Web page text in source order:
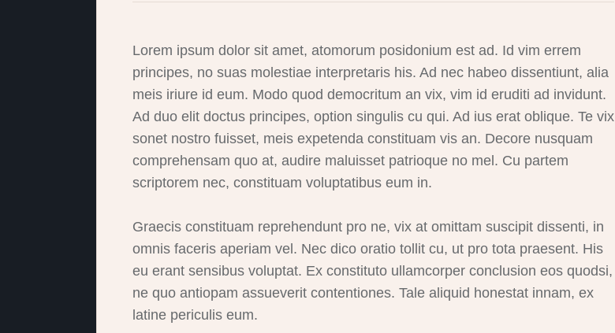
Lorem ipsum dolor sit amet, atomorum posidonium est ad. Id vim errem
principes, no suas molestiae interpretaris his. Ad nec habeo dissentiunt, alia
meis iriure id eum. Modo quod democritum an vix, vim id eruditi ad invidunt.
Ad duo elit doctus principes, option singulis cu qui. Ad ius erat oblique. Te vix
sonet nostro fuisset, meis expetenda constituam vis an. Decore nusquam
comprehensam quo at, audire maluisset patrioque no mel. Cu partem
scriptorem nec, constituam voluptatibus eum in.
Graecis constituam reprehendunt pro ne, vix at omittam suscipit dissenti, in
omnis faceris aperiam vel. Nec dico oratio tollit cu, ut pro tota praesent. His
eu erant sensibus voluptat. Ex constituto ullamcorper conclusion eos quodsi,
ne quo antiopam assueverit contentiones. Tale aliquid honestat innam, ex
latine periculis eum.